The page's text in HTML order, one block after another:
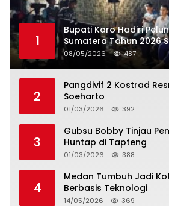
1
Bupati Karo Hadiri
Sumatera Tahun 2026
08/05/2026 487
2
Pangdivif 2 Kostrad
Soeharto
01/03/2026 392
3
Gubsu Bobby Tinjau
Huntap di Tapteng
01/03/2026 388
4
Medan Tumbuh Jadi
Berbasis Teknologi
14/05/2026 369